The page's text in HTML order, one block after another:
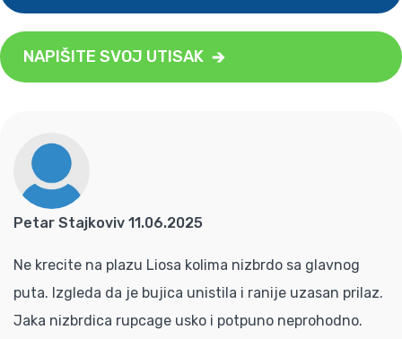
NAPIŠITE SVOJ UTISAK
Petar Stajkoviv 11.06.2025
Ne krecite na plazu Liosa kolima nizbrdo sa glavnog
puta. Izgleda da je bujica unistila i ranije uzasan prilaz.
Jaka nizbrdica rupcage usko i potpuno neprohodno.